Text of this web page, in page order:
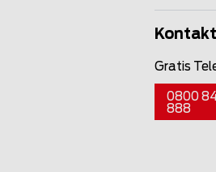
Kontakt
Gratis
0800
888